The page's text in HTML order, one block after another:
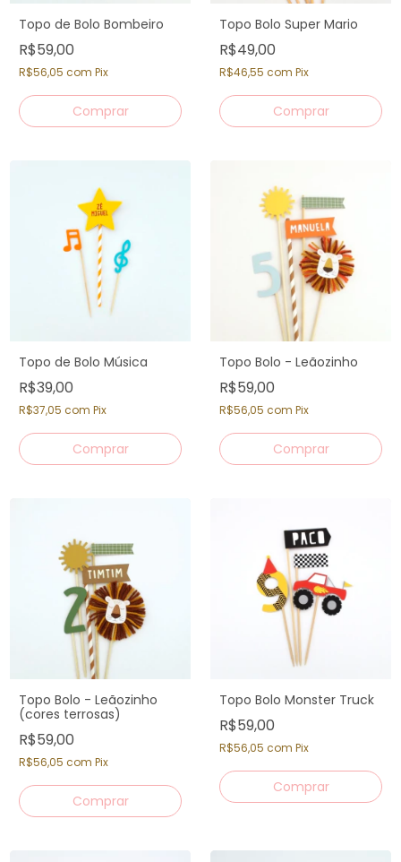
Topo de Bolo Bombeiro
R$59,00
R$56,05 com Pix
Topo Bolo Super Mario
R$49,00
R$46,55 com Pix
Topo de Bolo Música
R$39,00
R$37,05 com Pix
Topo Bolo - Leãozinho
R$59,00
R$56,05 com Pix
Topo Bolo - Leãozinho
(cores terrosas)
R$59,00
R$56,05 com Pix
Topo Bolo Monster Truck
R$59,00
R$56,05 com Pix